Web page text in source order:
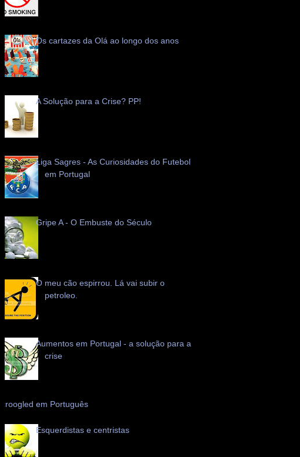
Os cartazes da Olá ao longo dos anos
A Solução para a Crise? PP!
Liga Sagres - As Curiosidades do Futebol
em Portugal
Gripe A - O Embuste do Século
O meu cão espirrou. Lá vai subir o
petroleo.
Aumentos em Portugal - a solução para a
crise
Scroogled em Português
Esquerdistas e centristas